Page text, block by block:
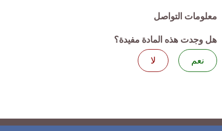
معلومات التواصل
هل وجدت هذه المادة مفيدة؟
نعم
لا